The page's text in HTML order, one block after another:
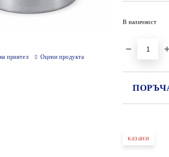
В наличност
казани
приятел Оцени продукта